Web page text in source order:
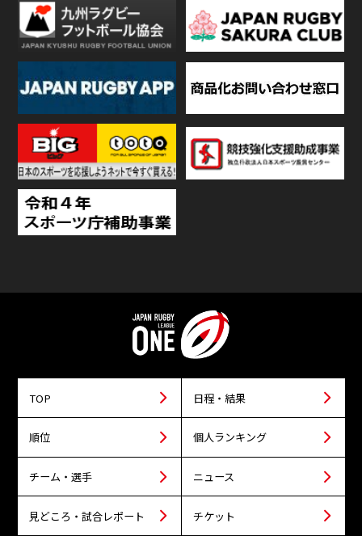
TOP 日程・結果
順位 個人ランキング
チーム・選手 ニュース
見どころ・試合レポート チケット